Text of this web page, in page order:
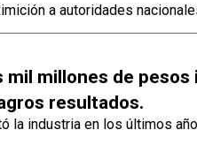
a autoridades
mil millones de
resultados.
la industria en los últimos